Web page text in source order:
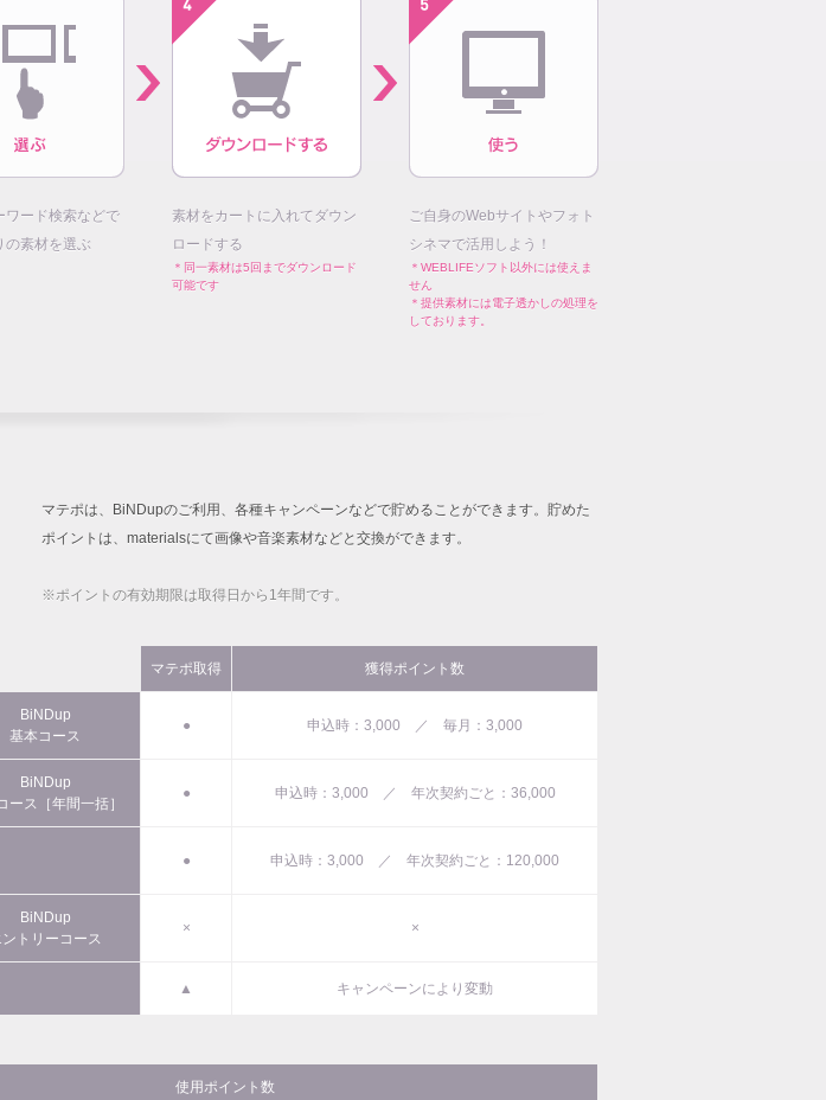
ワード検索などで
の素材を選ぶ
素材をカートに入れてダウン
ロードする
＊同一素材は5回までダウンロード
可能です
ご自身のWebサイトやフォト
シネマで活用しよう！
＊WEBLIFEソフト以外には使えま
せん
＊提供素材には電子透かしの処理を
しております。
マテポは、BiNDupのご利用、各種キャンペーンなどで貯めることができます。貯めた
ポイントは、materialsにて画像や音楽素材などと交換ができます。
※ポイントの有効期限は取得日から1年間です。
マテポ取得 獲得ポイント数
BiNDup
基本コース
● 申込時：3,000 ／ 毎月：3,000
BiNDup
ース［年間一括］
● 申込時：3,000 ／ 年次契約ごと：36,000
● 申込時：3,000 ／ 年次契約ごと：120,000
BiNDup
ントリーコース
× ×
▲ キャンペーンにより変動
使用ポイント数